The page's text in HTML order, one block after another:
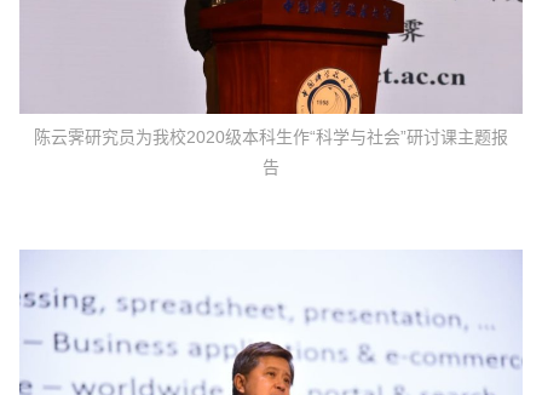
陈云霁研究员为我校2020级本科生作“科学与社会”研讨课主题报
告